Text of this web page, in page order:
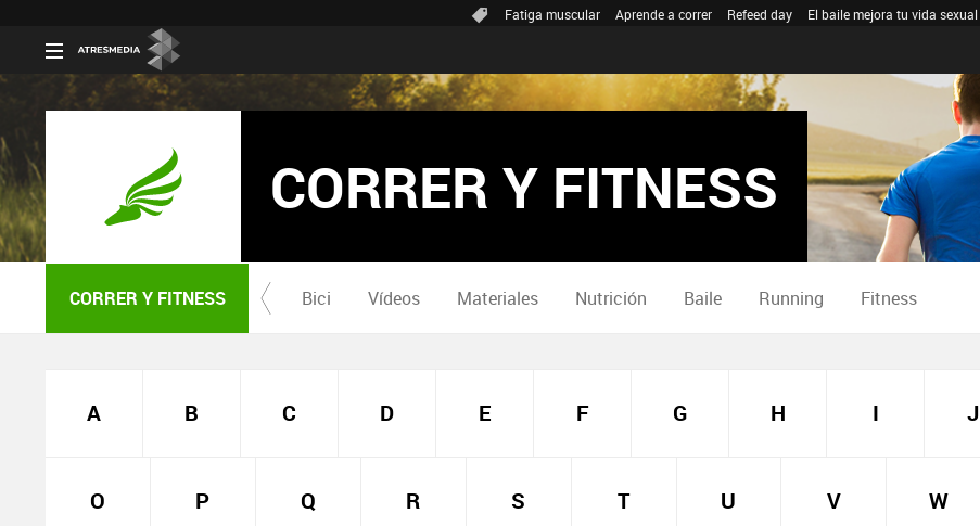
Fatiga muscular Aprende a correr Refeed day El baile mejora tu vida sexual
CORRER Y FITNESS
CORRER Y FITNESS Bici Vídeos Materiales Nutrición Baile Running Fitness
A B C D E F G H I J
O P Q R S T U V W